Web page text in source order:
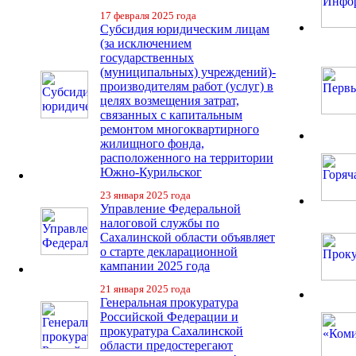
17 февраля 2025 года
Субсидия юридическим лицам
(за исключением
государственных
(муниципальных) учреждений)-
производителям работ (услуг) в
целях возмещения затрат,
связанных с капитальным
ремонтом многоквартирного
жилищного фонда,
расположенного на территории
Южно-Курильског
23 января 2025 года
Управление Федеральной
налоговой службы по
Сахалинской области объявляет
о старте декларационной
кампании 2025 года
21 января 2025 года
Генеральная прокуратура
Российской Федерации и
прокуратура Сахалинской
области предостерегают